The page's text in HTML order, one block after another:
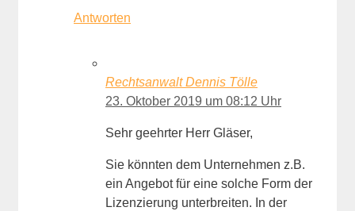
Antworten
Rechtsanwalt Dennis Tölle
23. Oktober 2019 um 08:12 Uhr
Sehr geehrter Herr Gläser,
Sie könnten dem Unternehmen z.B.
ein Angebot für eine solche Form der
Lizenzierung unterbreiten. In der